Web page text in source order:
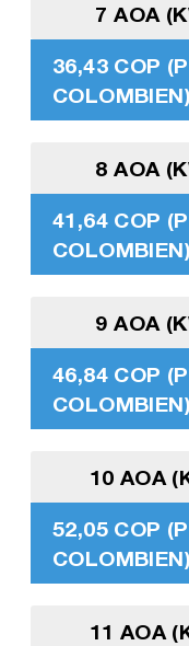
7 AOA
36,43 COP
COLOMBIEN)
8 AOA
41,64 COP
COLOMBIEN)
9 AOA
46,84 COP
COLOMBIEN)
10 AOA
52,05 COP
COLOMBIEN)
11 AOA